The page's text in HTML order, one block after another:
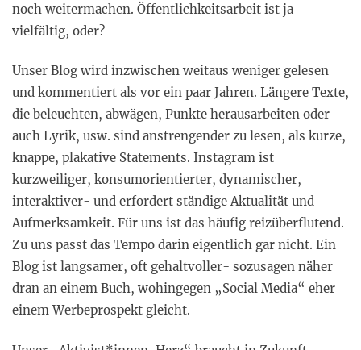
noch weitermachen. Öffentlichkeitsarbeit ist ja
vielfältig, oder?
Unser Blog wird inzwischen weitaus weniger gelesen
und kommentiert als vor ein paar Jahren. Längere Texte,
die beleuchten, abwägen, Punkte herausarbeiten oder
auch Lyrik, usw. sind anstrengender zu lesen, als kurze,
knappe, plakative Statements. Instagram ist
kurzweiliger, konsumorientierter, dynamischer,
interaktiver- und erfordert ständige Aktualität und
Aufmerksamkeit. Für uns ist das häufig reizüberflutend.
Zu uns passt das Tempo darin eigentlich gar nicht. Ein
Blog ist langsamer, oft gehaltvoller- sozusagen näher
dran an einem Buch, wohingegen „Social Media“ eher
einem Werbeprospekt gleicht.